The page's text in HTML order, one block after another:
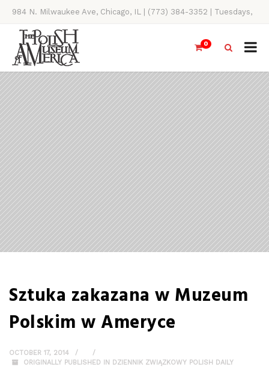
984 N. Milwaukee Ave, Chicago, IL | (773) 384-3352 | Tuesdays,
Thursdays, Saturdays, & Sundays, 11AM-4PM
0
Sztuka zakazana w Muzeum
Polskim w Ameryce
OCTOBER 17, 2014
ORIGINALLY PUBLISHED IN DZIENNIK ZWIĄZKOWY POLISH DAILY